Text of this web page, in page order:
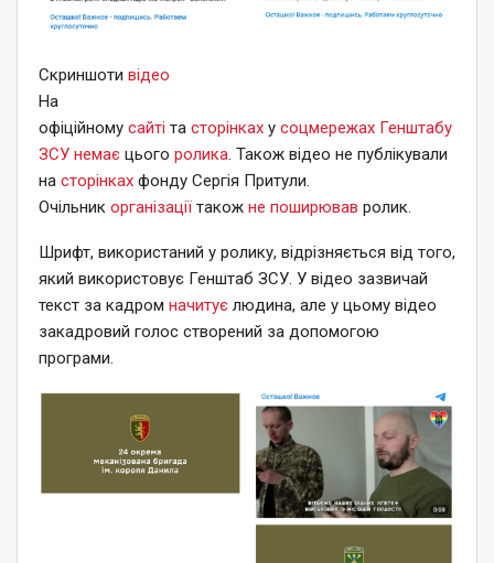
Скриншоти відео
На
офіційному сайті та сторінках у соцмережах Генштабу
ЗСУ немає цього ролика. Також відео не публікували
на сторінках фонду Сергія Притули.
Очільник організації також не поширював ролик.
Шрифт, використаний у ролику, відрізняється від того,
який використовує Генштаб ЗСУ. У відео зазвичай
текст за кадром начитує людина, але у цьому відео
закадровий голос створений за допомогою
програми.